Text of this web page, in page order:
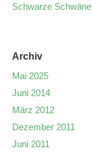
Schwarze Schwäne
Archiv
Mai 2025
Juni 2014
März 2012
Dezember 2011
Juni 2011